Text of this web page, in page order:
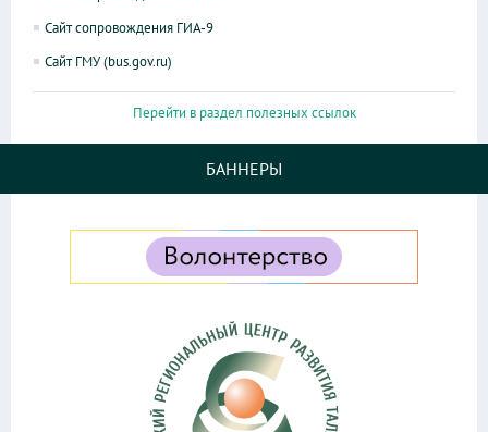
Сайт сопровождения ГИА-9
Сайт ГМУ (bus.gov.ru)
Перейти в раздел полезных ссылок
БАННЕРЫ